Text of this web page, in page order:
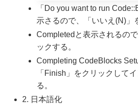
「Do you want to run
示さるので、「いいえ(N)」
Completedと表示されるの
ックする。
Completing CodeBlocks
「Finish」をクリックして
る。
2. 日本語化